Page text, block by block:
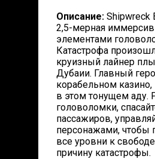
Описание: Shipwreck
2,5-мерная
элементами
Катастрофа
круизный лайнер
Дубаии. Главный
корабельном казино,
в этом тонущем аду.
головоломки,
пассажиров,
персонажами, чтобы
все уровни к
причину катастрофы.